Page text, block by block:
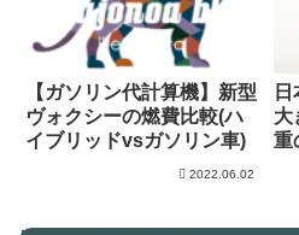
【ガソリン代計算機】新型
ヴォクシーの燃費比較(ハ
イブリッドvsガソリン車)
2022.06.02
大
重